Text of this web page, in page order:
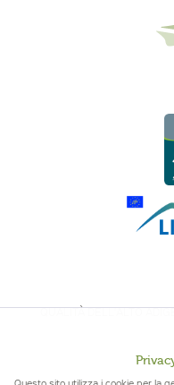
QUALITÀ DELL'ALTO